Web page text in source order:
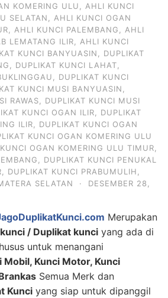
KOMERING ULU, AHLI KUNCI
SELATAN, AHLI KUNCI OGAN
, AHLI KUNCI PALEMBANG, AHLI
LEMATANG ILIR, AHLI KUNCI
KUNCI BANYUASIN, DUPLIKAT
, DUPLIKAT KUNCI LAHAT,
, DUPLIKAT KUNCI
KUNCI MUSI BANYUASIN,
RAWAS, DUPLIKAT KUNCI MUSI
KUNCI OGAN ILIR, DUPLIKAT
ILIR, DUPLIKAT KUNCI OGAN
KUNCI OGAN KOMERING ULU
OGAN KOMERING ULU TIMUR,
, DUPLIKAT KUNCI PENUKAL
, DUPLIKAT KUNCI PRABUMULIH,
SELATAN
·
DESEMBER 28,
Merupakan
/ Duplikat kunci yang ada di
untuk menangani
Mobil, Kunci Motor, Kunci
Semua Merk dan
Kunci yang siap untuk dipanggil